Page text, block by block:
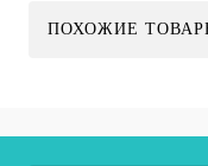
ПОХОЖИЕ